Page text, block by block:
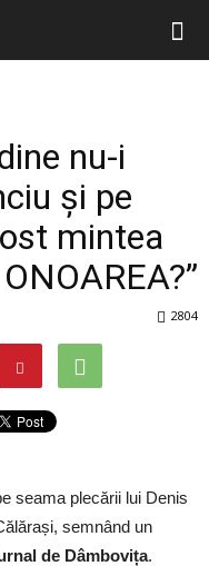
nu-i
și pe
mintea
2804
seama plecării lui Denis
semnând un
de Dâmbovița.